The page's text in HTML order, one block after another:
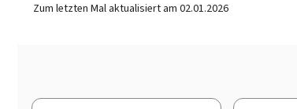
Zum letzten Mal aktualisiert am 02.01.2026